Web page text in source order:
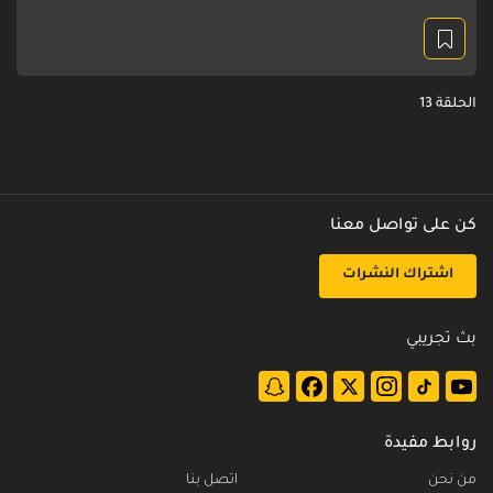
الحلقة 13
كن على تواصل معنا
اشتراك النشرات
بث تجريبي
روابط مفيدة
من نحن اتصل بنا